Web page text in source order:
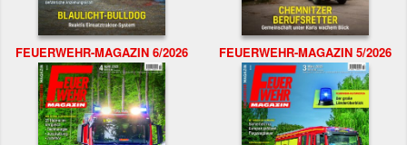
FEUERWEHR-MAGAZIN 6/2026 FEUERWEHR-MAGAZIN 5/2026